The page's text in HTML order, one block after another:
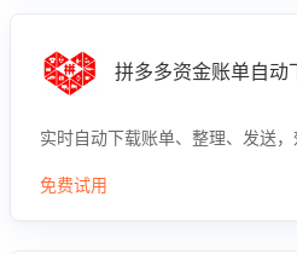
拼多多资金账单自动
实时自动下载账单、整理、发送，
免费试用